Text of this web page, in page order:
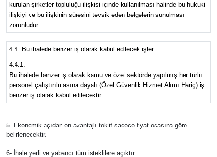
kurulan şirketler topluluğu ilişkisi içinde kullanılması halinde bu hukuki
ilişkiyi ve bu ilişkinin süresini tevsik eden belgelerin sunulması
zorunludur.
4.4. Bu ihalede benzer iş olarak kabul edilecek işler:
4.4.1.
Bu ihalede benzer iş olarak kamu ve özel sektörde yapılmış her türlü
personel çalıştırılmasına dayalı (Özel Güvenlik Hizmet Alımı Hariç) iş
benzer iş olarak kabul edilecektir.
5- Ekonomik açıdan en avantajlı teklif sadece fiyat esasına göre
belirlenecektir.
6- İhale yerli ve yabancı tüm isteklilere açıktır.